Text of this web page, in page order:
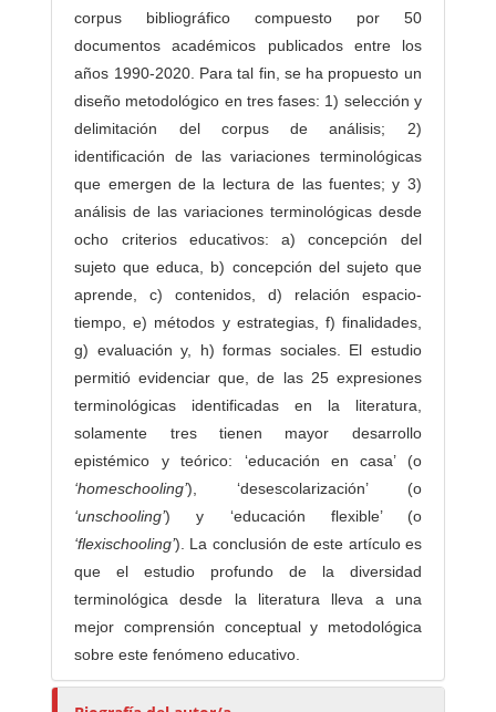
corpus bibliográfico compuesto por 50
documentos académicos publicados entre los
años 1990-2020. Para tal fin, se ha propuesto un
diseño metodológico en tres fases: 1) selección y
delimitación del corpus de análisis; 2)
identificación de las variaciones terminológicas
que emergen de la lectura de las fuentes; y 3)
análisis de las variaciones terminológicas desde
ocho criterios educativos: a) concepción del
sujeto que educa, b) concepción del sujeto que
aprende, c) contenidos, d) relación espacio-
tiempo, e) métodos y estrategias, f) finalidades,
g) evaluación y, h) formas sociales. El estudio
permitió evidenciar que, de las 25 expresiones
terminológicas identificadas en la literatura,
solamente tres tienen mayor desarrollo
epistémico y teórico: ‘educación en casa’ (o
‘homeschooling’), ‘desescolarización’ (o
‘unschooling’) y ‘educación flexible’ (o
‘flexischooling’). La conclusión de este artículo es
que el estudio profundo de la diversidad
terminológica desde la literatura lleva a una
mejor comprensión conceptual y metodológica
sobre este fenómeno educativo.